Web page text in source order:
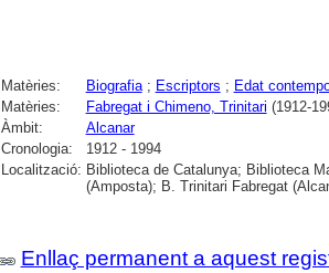
Matèries: Biografia; Escriptors ; Edat
Matèries:
Fabregat i Chimeno, Trinitari (1912-
Àmbit:
Alcanar
Cronologia:
1912 - 1994
Localització: Biblioteca de Catalunya; Biblioteca
(Amposta); B. Trinitari Fabregat
Enllaç permanent a aquest